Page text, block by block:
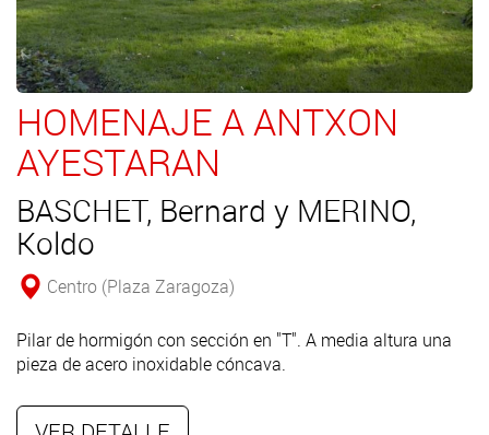
HOMENAJE A ANTXON
AYESTARAN
BASCHET, Bernard y MERINO,
Koldo
Centro (Plaza Zaragoza)
Pilar de hormigón con sección en "T". A media altura una
pieza de acero inoxidable cóncava.